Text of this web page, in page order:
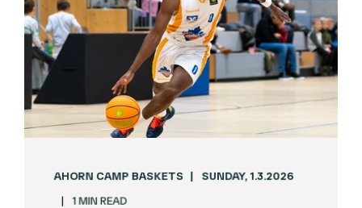
AHORN CAMP BASKETS
SUNDAY, 1.3.2026
1 MIN READ